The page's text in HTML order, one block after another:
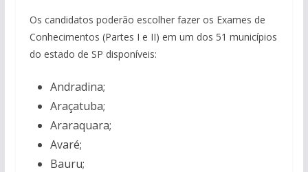
Os candidatos poderão escolher fazer os Exames de
Conhecimentos (Partes I e II) em um dos 51 municípios
do estado de SP disponíveis:
Andradina;
Araçatuba;
Araraquara;
Avaré;
Bauru;